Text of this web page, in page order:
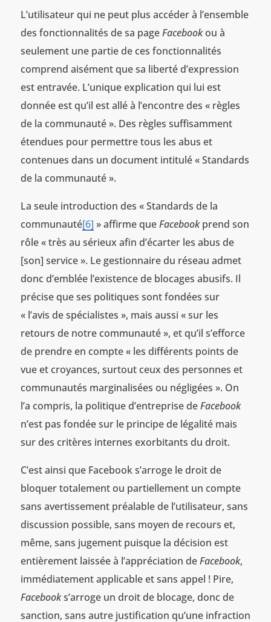
L’utilisateur qui ne peut plus accéder à l’ensemble
des fonctionnalités de sa pageFacebookou à
seulement une partie de ces fonctionnalités
comprend aisément que sa liberté d’expression
est entravée. L’unique explication qui lui est
donnée est qu’il est allé à l’encontre des « règles
de la communauté ». Des règles suffisamment
étendues pour permettre tous les abus et
contenues dans un document intitulé « Standards
de la communauté ».
La seule introduction des « Standards de la
communauté[6] » affirme queFacebookprend son
rôle « très au sérieux afin d’écarter les abus de
[son] service ». Le gestionnaire du réseau admet
donc d’emblée l’existence de blocages abusifs. Il
précise que ses politiques sont fondées sur
« l’avis de spécialistes », mais aussi « sur les
retours de notre communauté », et qu’il s’efforce
de prendre en compte « les différents points de
vue et croyances, surtout ceux des personnes et
communautés marginalisées ou négligées ». On
l’a compris, la politique d’entreprise deFacebook
n’est pas fondée sur le principe de légalité mais
sur des critères internes exorbitants du droit.
C’est ainsi que Facebook s’arroge le droit de
bloquer totalement ou partiellement un compte
sans avertissement préalable de l’utilisateur, sans
discussion possible, sans moyen de recours et,
même, sans jugement puisque la décision est
entièrement laissée à l’appréciation deFacebook,
immédiatement applicable et sans appel ! Pire,
Facebooks’arroge un droit de blocage, donc de
sanction, sans autre justification qu’une infraction